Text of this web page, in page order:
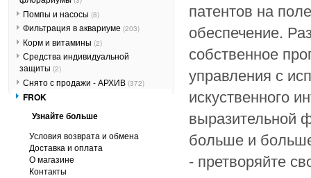
патентов на
обеспечение.
собственное
управления с
искуственного
выразительной
больше и
- претворяйте
Помпы и насосы (8)
Фильтрация в аквариуме (203)
Корм и витамины (2)
Средства индивидуальной
защиты (2)
Снято с продажи - АРХИВ (372)
FROK
Узнайте больше
Условия возврата и обмена
Доставка и оплата
О магазине
Контакты